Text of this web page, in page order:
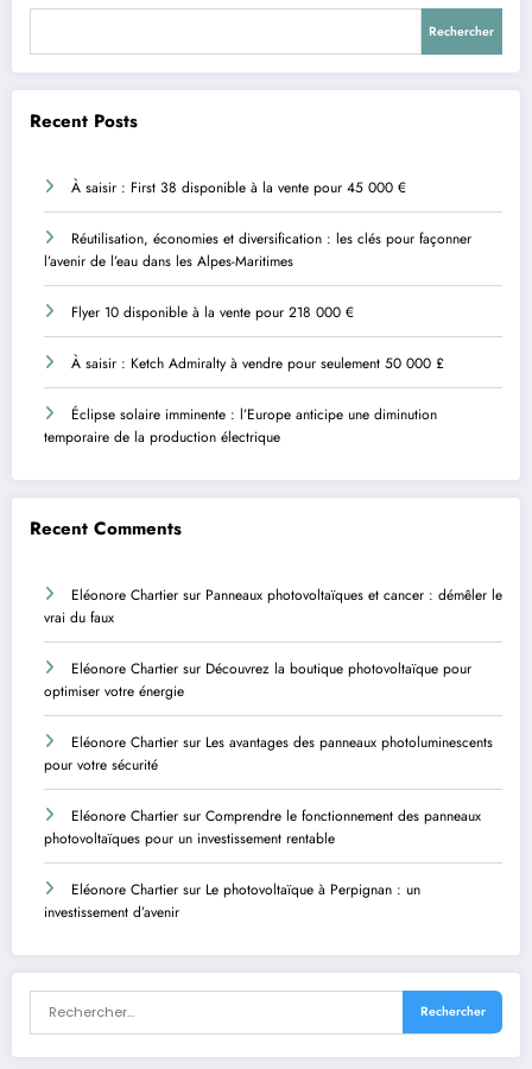
Rechercher
Recent Posts
À saisir : First 38 disponible à la vente pour 45 000 €
Réutilisation, économies et diversification : les clés pour façonner
l’avenir de l’eau dans les Alpes-Maritimes
Flyer 10 disponible à la vente pour 218 000 €
À saisir : Ketch Admiralty à vendre pour seulement 50 000 £
Éclipse solaire imminente : l’Europe anticipe une diminution
temporaire de la production électrique
Recent Comments
Eléonore Chartier sur Panneaux photovoltaïques et cancer : démêler le
vrai du faux
Eléonore Chartier sur Découvrez la boutique photovoltaïque pour
optimiser votre énergie
Eléonore Chartier sur Les avantages des panneaux photoluminescents
pour votre sécurité
Eléonore Chartier sur Comprendre le fonctionnement des panneaux
photovoltaïques pour un investissement rentable
Eléonore Chartier sur Le photovoltaïque à Perpignan : un
investissement d’avenir